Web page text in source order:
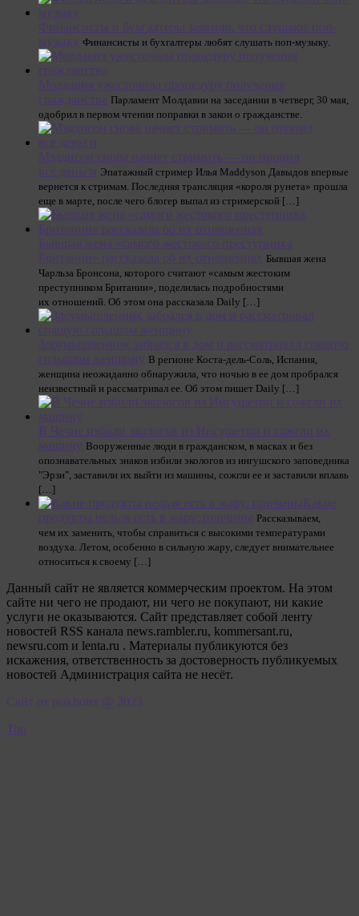
Финансисты и бухгалтеры заявили, что слушают поп-
музыку Финансисты и бухгалтеры любят слушать поп-музыку.
Молдавия ужесточила процедуру получения
гражданства Парламент Молдавии на заседании в четверг, 30 мая,
одобрил в первом чтении поправки в закон о гражданстве.
Мэддисон снова начнет стримить — он пропил
все деньги Эпатажный стример Илья Maddyson Давыдов впервые
вернется к стримам. Последняя трансляция «короля рунета» прошла
еще в марте, после чего блогер выпал из стримерской […]
Бывшая жена «самого жестокого преступника
Британии» рассказала об их отношениях Бывшая жена
Чарльза Бронсона, которого считают «самым жестоким
преступником Британии», поделилась подробностями
их отношений. Об этом она рассказала Daily […]
Злоумышленник забрался в дом и рассматривал спящую
голышом женщину В регионе Коста-дель-Соль, Испания,
женщина неожиданно обнаружила, что ночью в ее дом пробрался
неизвестный и рассматривал ее. Об этом пишет Daily […]
В Чечне избили экологов из Ингушетии и сожгли их
машину Вооруженные люди в гражданском, в масках и без
опознавательных знаков избили экологов из ингушского заповедника
"Эрзи", заставили их выйти из машины, сожгли ее и заставили вплавь
[…]
Какие
продукты нельзя есть в жару: причины Рассказываем,
чем их заменить, чтобы справиться с высокими температурами
воздуха. Летом, особенно в сильную жару, следует внимательнее
относиться к своему […]
Данный сайт не является коммерческим проектом. На этом
сайте ни чего не продают, ни чего не покупают, ни какие
услуги не оказываются. Сайт представляет собой ленту
новостей RSS канала news.rambler.ru, kommersant.ru,
newsru.com и lenta.ru . Материалы публикуются без
искажения, ответственность за достоверность публикуемых
новостей Администрация сайта не несёт.
Сайт от psikhoter @ 2023
Top